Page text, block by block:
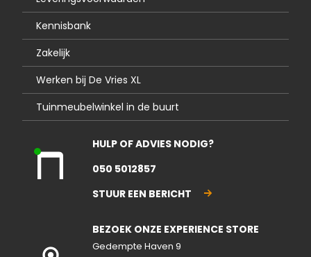
Kennisbank
Zakelijk
Werken bij De Vries XL
Tuinmeubelwinkel in de buurt
nte
pen
HULP OF ADVIES NODIG?
050 5012857
STUUR EEN BERICHT
BEZOEK ONZE EXPERIENCE STORE
Gedempte Haven 9